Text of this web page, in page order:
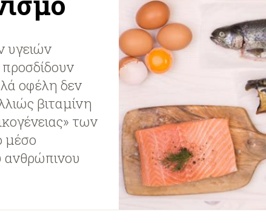
υγειών
οφέλη δεν
βιταμίνη
των
μέσο
ανθρώπινου